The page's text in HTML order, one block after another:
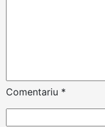
Comentariu *